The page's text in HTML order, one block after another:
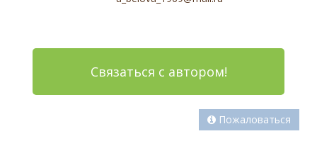
Связаться с автором!
Пожаловаться